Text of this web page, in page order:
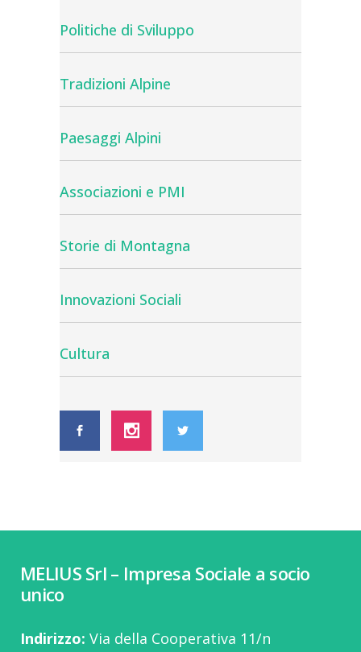
Politiche di Sviluppo
Tradizioni Alpine
Paesaggi Alpini
Associazioni e PMI
Storie di Montagna
Innovazioni Sociali
Cultura
MELIUS Srl – Impresa Sociale a socio
unico
Indirizzo: Via della Cooperativa 11/n